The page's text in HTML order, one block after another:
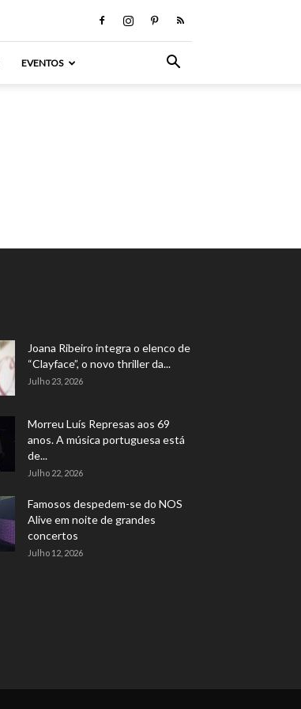
EVENTOS
Joana Ribeiro integra o elenco de
“Clayface”, o novo thriller da...
Julho 23, 2026
Morreu Luís Represas aos 69
anos. A música portuguesa está
de...
Julho 22, 2026
Famosos despedem-se do NOS
Alive em noite de grandes
concertos
Julho 12, 2026